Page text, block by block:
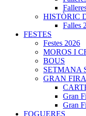
HISTÒRIC
Falles
FESTES
Festes 2026
MOROS I
BOUS
SETMANA
GRAN FIRA
Gran
Gran
FOGUERES